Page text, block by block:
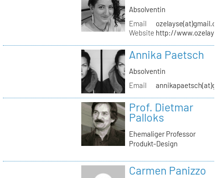
Absolventin
Email
Website http://
Annika Paetsch
Absolventin
Email
Prof. Dietmar
Palloks
Ehemaliger Professor
Produkt-Design
Carmen Panizzo